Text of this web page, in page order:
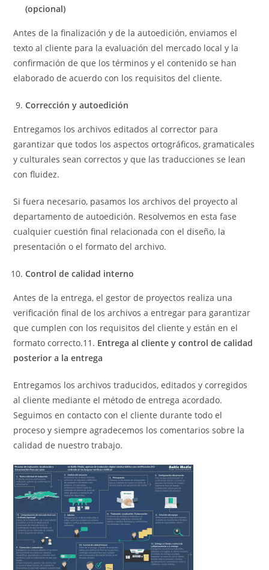
(opcional)
Antes de la finalización y de la autoedición, enviamos el
texto al cliente para la evaluación del mercado local y la
confirmación de que los términos y el contenido se han
elaborado de acuerdo con los requisitos del cliente.
Corrección y autoedición
Entregamos los archivos editados al corrector para
garantizar que todos los aspectos ortográficos, gramaticales
y culturales sean correctos y que las traducciones se lean
con fluidez.
Si fuera necesario, pasamos los archivos del proyecto al
departamento de autoedición. Resolvemos en esta fase
cualquier cuestión final relacionada con el diseño, la
presentación o el formato del archivo.
Control de calidad interno
Antes de la entrega, el gestor de proyectos realiza una
verificación final de los archivos a entregar para garantizar
que cumplen con los requisitos del cliente y están en el
formato correcto.11. Entrega al cliente y control de calidad
posterior a la entrega
Entregamos los archivos traducidos, editados y corregidos
al cliente mediante el método de entrega acordado.
Seguimos en contacto con el cliente durante todo el
proceso y siempre agradecemos los comentarios sobre la
calidad de nuestro trabajo.